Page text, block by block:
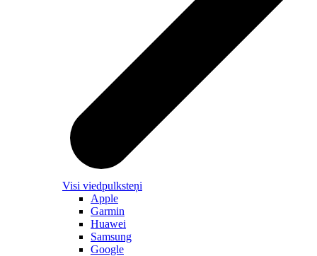
Visi viedpulksteņi
Apple
Garmin
Huawei
Samsung
Google